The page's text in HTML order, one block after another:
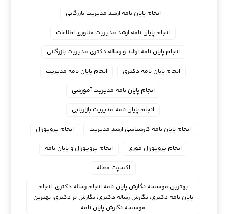
انجام پایان نامه ارشد مدیریت بازرگانی
انجام پایان نامه ارشد مدیریت فناوری اطلاعات
انجام پایان نامه ارشد و رساله دکتری مدیریت بازرگانی
انجام پایان نامه دکتری
انجام پایان نامه مدیریت
انجام پایان نامه مدیریت آموزشی
انجام پایان نامه مدیریت بازاریابی
انجام پایان نامه کارشناسی ارشد مدیریت
انجام پروپوزال
انجام پروپوزال فوری
انجام پروپوزال و پایان نامه
اکسپت مقاله
بهترین موسسه نگارش پایان نامه انجام رساله دکتری، انجام
پایان نامه دکتری، نگارش رساله دکتری، نگارش تز دکتری، بهترین
موسسه نگارش پایان نامه